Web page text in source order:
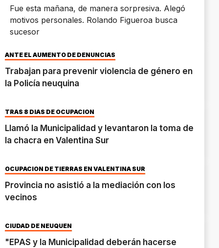
Fue esta mañana, de manera sorpresiva. Alegó
motivos personales. Rolando Figueroa busca
sucesor
ANTE EL AUMENTO DE DENUNCIAS
Trabajan para prevenir violencia de género en
la Policía neuquina
TRAS 8 DÍAS DE OCUPACIÓN
Llamó la Municipalidad y levantaron la toma de
la chacra en Valentina Sur
OCUPACIÓN DE TIERRAS EN VALENTINA SUR
Provincia no asistió a la mediación con los
vecinos
CIUDAD DE NEUQUÉN
"EPAS y la Municipalidad deberán hacerse